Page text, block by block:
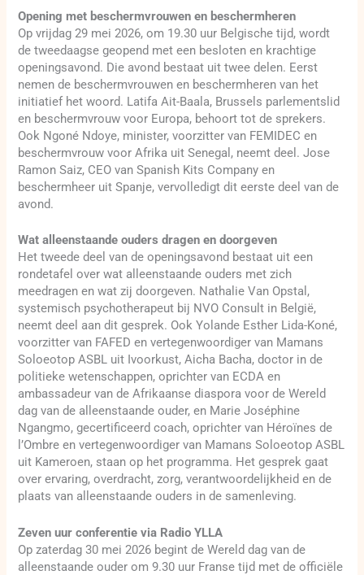
Opening met beschermvrouwen en beschermheren
Op vrijdag 29 mei 2026, om 19.30 uur Belgische tijd, wordt
de tweedaagse geopend met een besloten en krachtige
openingsavond. Die avond bestaat uit twee delen. Eerst
nemen de beschermvrouwen en beschermheren van het
initiatief het woord. Latifa Ait-Baala, Brussels parlementslid
en beschermvrouw voor Europa, behoort tot de sprekers.
Ook Ngoné Ndoye, minister, voorzitter van FEMIDEC en
beschermvrouw voor Afrika uit Senegal, neemt deel. Jose
Ramon Saiz, CEO van Spanish Kits Company en
beschermheer uit Spanje, vervolledigt dit eerste deel van de
avond.
Wat alleenstaande ouders dragen en doorgeven
Het tweede deel van de openingsavond bestaat uit een
rondetafel over wat alleenstaande ouders met zich
meedragen en wat zij doorgeven. Nathalie Van Opstal,
systemisch psychotherapeut bij NVO Consult in België,
neemt deel aan dit gesprek. Ook Yolande Esther Lida-Koné,
voorzitter van FAFED en vertegenwoordiger van Mamans
Soloeotop ASBL uit Ivoorkust, Aicha Bacha, doctor in de
politieke wetenschappen, oprichter van ECDA en
ambassadeur van de Afrikaanse diaspora voor de Wereld
dag van de alleenstaande ouder, en Marie Joséphine
Ngangmo, gecertificeerd coach, oprichter van Héroïnes de
l’Ombre en vertegenwoordiger van Mamans Soloeotop ASBL
uit Kameroen, staan op het programma. Het gesprek gaat
over ervaring, overdracht, zorg, verantwoordelijkheid en de
plaats van alleenstaande ouders in de samenleving.
Zeven uur conferentie via Radio YLLA
Op zaterdag 30 mei 2026 begint de Wereld dag van de
alleenstaande ouder om 9.30 uur Franse tijd met de officiële